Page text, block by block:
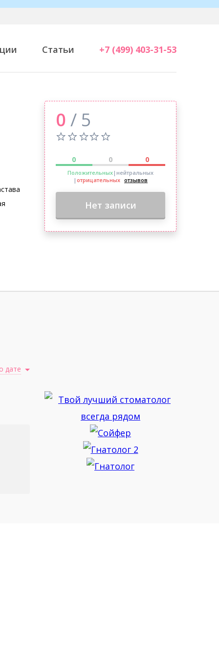
Статьи +7 (499) 403-31-53
0 / 5
0 0 0
Положительных|нейтральных
| отрицательных отзывов
Нет записи
дате